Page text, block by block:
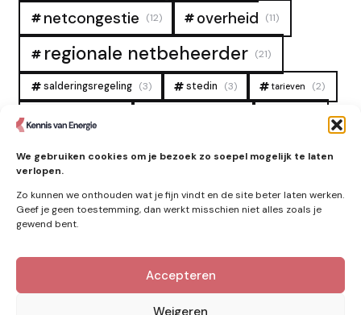
We gebruiken cookies om je bezoek zo soepel mogelijk te laten
verlopen.
Zo kunnen we onthouden wat je fijn vindt en de site beter laten werken.
Geef je geen toestemming, dan werkt misschien niet alles zoals je
gewend bent.
Accepteren
Weigeren
netcongestie (12) overheid (11)
regionale netbeheerder (21)
salderingsregeling (3) stedin (3) tarieven (2)
tennet
zonne-energie (9)
Kennis van Energie in je mailbox?
Abonner op nieuwe artikelen.